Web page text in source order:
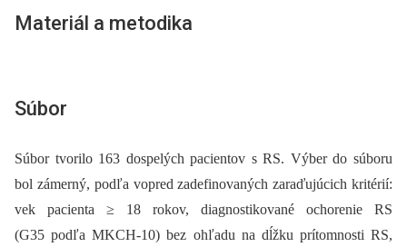
Materiál a metodika
Súbor
Súbor tvorilo 163 dospelých pacientov s RS. Výber do súboru
bol zámerný, podľa vopred zadefinovaných zaraďujúcich kritérií:
vek pacienta ≥ 18 rokov, dia­gnostikované ochorenie RS
(G35 podľa MKCH-10) bez ohľadu na dĺžku prítomnosti RS,